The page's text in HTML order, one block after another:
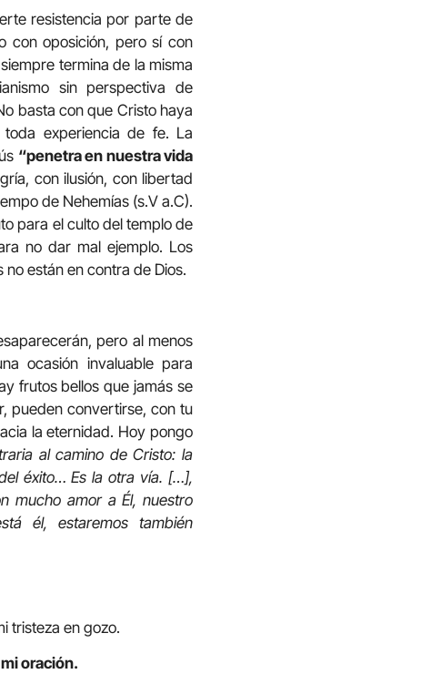
resistencia por parte de
con oposición, pero sí con
termina de la misma
sin perspectiva de
basta con que Cristo haya
experiencia de fe. La
“penetra en nuestra vida
con ilusión, con libertad
de Nehemías (s.V a.C).
para el culto del templo de
no dar mal ejemplo. Los
están en contra de Dios.
pero al menos
ocasión invaluable para
frutos bellos que jamás se
pueden convertirse, con tu
la eternidad. Hoy pongo
al camino de Cristo: la
éxito… Es la otra vía. […],
mucho amor a Él, nuestro
él, estaremos también
tristeza en gozo.
oración.